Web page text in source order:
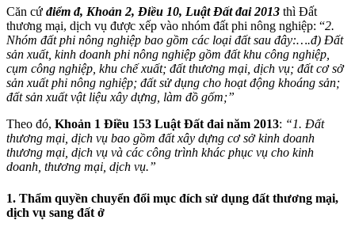
Căn cứ điểm đ, Khoản 2, Điều 10, Luật Đất đai 2013 thì Đất
thương mại, dịch vụ được xếp vào nhóm đất phi nông nghiệp: “2.
Nhóm đất phi nông nghiệp bao gồm các loại đất sau đây:….đ) Đất
sản xuất, kinh doanh phi nông nghiệp gồm đất khu công nghiệp,
cụm công nghiệp, khu chế xuất; đất thương mại, dịch vụ; đất cơ sở
sản xuất phi nông nghiệp; đất sử dụng cho hoạt động khoáng sản;
đất sản xuất vật liệu xây dựng, làm đồ gốm;”
Theo đó, Khoản 1 Điều 153 Luật Đất đai năm 2013: “1. Đất
thương mại, dịch vụ bao gồm đất xây dựng cơ sở kinh doanh
thương mại, dịch vụ và các công trình khác phục vụ cho kinh
doanh, thương mại, dịch vụ.”
1. Thẩm quyền chuyển đổi mục đích sử dụng đất thương mại,
dịch vụ sang đất ở